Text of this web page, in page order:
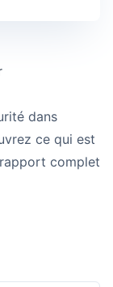
dans
ce qui est
complet